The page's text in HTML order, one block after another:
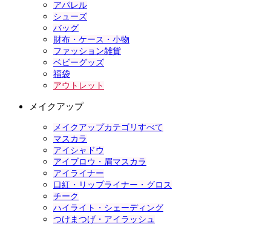
アパレル
シューズ
バッグ
財布・ケース・小物
ファッション雑貨
ベビーグッズ
福袋
アウトレット
メイクアップ
メイクアップカテゴリすべて
マスカラ
アイシャドウ
アイブロウ・眉マスカラ
アイライナー
口紅・リップライナー・グロス
チーク
ハイライト・シェーディング
つけまつげ・アイラッシュ